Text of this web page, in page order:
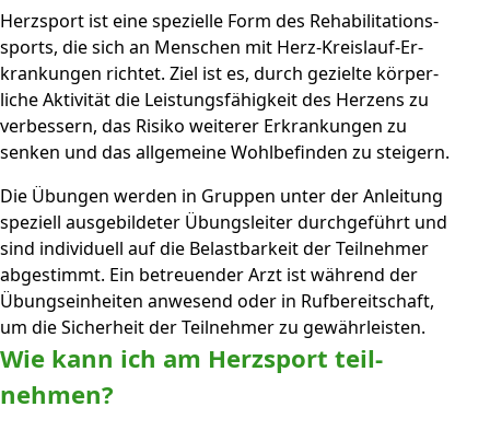
Herzsport ist eine spe­zielle Form des Re­ha­bi­li­ta­tions­
sports, die sich an Menschen mit Herz-Kreis­lauf-Er­
kran­kungen richtet. Ziel ist es, durch ge­zielte kör­per­
liche Ak­ti­vi­tät die Leistungs­fähig­keit des Her­zens zu
ver­bessern, das Risiko weiterer Er­kran­kungen zu
senken und das all­ge­meine Wohl­be­finden zu steigern.
Die Übungen werden in Gruppen unter der An­leitung
spe­ziell aus­ge­bil­de­ter Übungs­leiter durch­ge­führt und
sind in­di­vi­du­ell auf die Be­last­bar­keit der Teil­nehmer
ab­ge­stimmt. Ein be­treu­en­der Arzt ist während der
Übungs­ein­heiten an­wesend oder in Ruf­be­reit­schaft,
um die Sicher­heit der Teil­nehmer zu ge­währ­leisten.
Wie kann ich am Herz­sport teil­
nehmen?